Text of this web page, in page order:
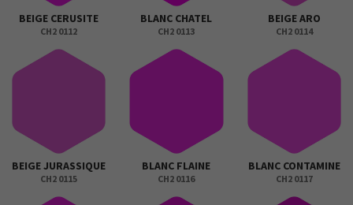
BEIGE CERUSITE
CH2 0112
BLANC CHATEL
CH2 0113
BEIGE ARO
CH2 0114
BEIGE JURASSIQUE
CH2 0115
BLANC FLAINE
CH2 0116
BLANC CONTAMINE
CH2 0117